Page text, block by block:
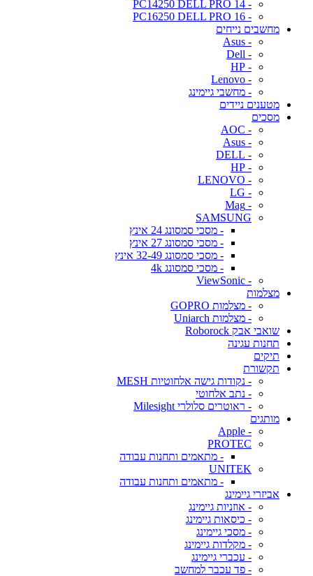
- PC14250 DELL PRO 14
- PC16250 DELL PRO 16
מחשבים נייחים
- Asus
- Dell
- HP
- Lenovo
- מחשבי גיימינג
מטענים ניידים
מסכים
- AOC
- Asus
- DELL
- HP
- LENOVO
- LG
- Mag
SAMSUNG
- מסכי סמסונג 24 אינץ
- מסכי סמסונג 27 אינץ
- מסכי סמסונג 32-49 אינץ
- מסכי סמסונג 4k
- ViewSonic
מצלמות
- מצלמות GOPRO
- מצלמות Uniarch
שואבי אבק Roborock
תחנות עגינה
תיקים
תקשורת
- נקודות גישה אלחוטיות MESH
- נתב אלחוטי
- ראוטרים סלולרי Milesight
מותגים
- Apple
PROTEC
- מתאמים ותחנות עבודה
UNITEK
- מתאמים ותחנות עבודה
אביזרי גיימינג
- אוזניות גיימינג
- כיסאות גיימינג
- מסכי גיימינג
- מקלדות גיימינג
- עכברי גיימינג
- פד עכבר למחשב